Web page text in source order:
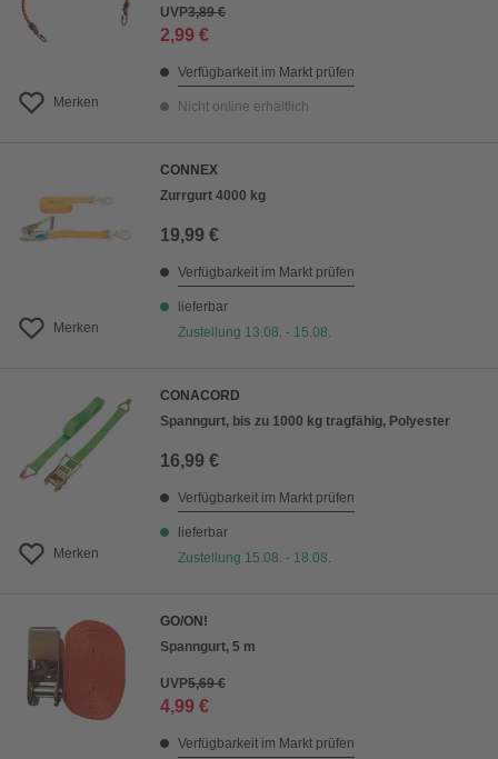
Merken
UVP3,89 €
2,99 €
Verfügbarkeit im Markt prüfen
Nicht online erhältlich
Merken
CONNEX
Zurrgurt 4000 kg
19,99 €
Verfügbarkeit im Markt prüfen
lieferbar
Zustellung 13.08. - 15.08.
Merken
CONACORD
Spanngurt, bis zu 1000 kg tragfähig, Polyester
16,99 €
Verfügbarkeit im Markt prüfen
lieferbar
Zustellung 15.08. - 18.08.
GO/ON!
Spanngurt, 5 m
UVP5,69 €
4,99 €
Verfügbarkeit im Markt prüfen